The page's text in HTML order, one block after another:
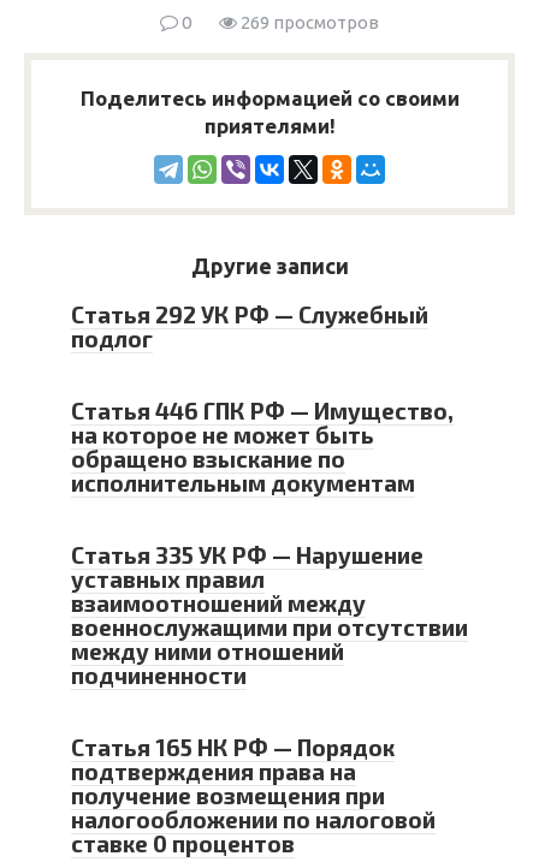
0 269 просмотров
Поделитесь информацией со своими
приятелями!
Другие записи
Статья 292 УК РФ — Служебный
подлог
Статья 446 ГПК РФ — Имущество,
на которое не может быть
обращено взыскание по
исполнительным документам
Статья 335 УК РФ — Нарушение
уставных правил
взаимоотношений между
военнослужащими при отсутствии
между ними отношений
подчиненности
Статья 165 НК РФ — Порядок
подтверждения права на
получение возмещения при
налогообложении по налоговой
ставке 0 процентов